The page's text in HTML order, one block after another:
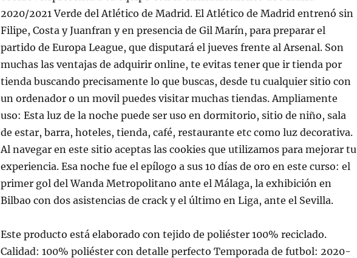
2020/2021 Verde del Atlético de Madrid. El Atlético de Madrid entrenó sin
Filipe, Costa y Juanfran y en presencia de Gil Marín, para preparar el
partido de Europa League, que disputará el jueves frente al Arsenal. Son
muchas las ventajas de adquirir online, te evitas tener que ir tienda por
tienda buscando precisamente lo que buscas, desde tu cualquier sitio con
un ordenador o un movil puedes visitar muchas tiendas. Ampliamente
uso: Esta luz de la noche puede ser uso en dormitorio, sitio de niño, sala
de estar, barra, hoteles, tienda, café, restaurante etc como luz decorativa.
Al navegar en este sitio aceptas las cookies que utilizamos para mejorar tu
experiencia. Esa noche fue el epílogo a sus 10 días de oro en este curso: el
primer gol del Wanda Metropolitano ante el Málaga, la exhibición en
Bilbao con dos asistencias de crack y el último en Liga, ante el Sevilla.
Este producto está elaborado con tejido de poliéster 100% reciclado.
Calidad: 100% poliéster con detalle perfecto Temporada de futbol: 2020-